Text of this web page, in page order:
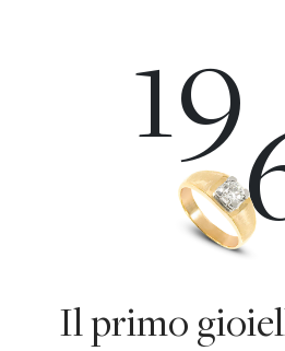
19
Il primo